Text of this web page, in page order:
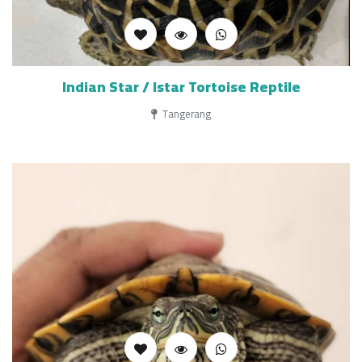
Indian Star / Istar Tortoise Reptile
Tangerang